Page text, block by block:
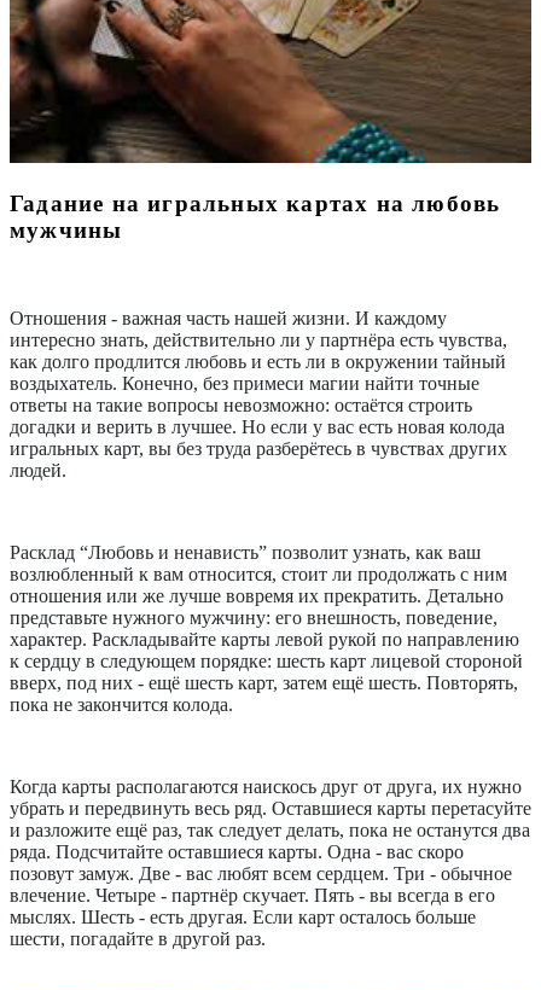
Гадание на игральных картах на любовь
мужчины
Отношения - важная часть нашей жизни. И каждому
интересно знать, действительно ли у партнёра есть чувства,
как долго продлится любовь и есть ли в окружении тайный
воздыхатель. Конечно, без примеси магии найти точные
ответы на такие вопросы невозможно: остаётся строить
догадки и верить в лучшее. Но если у вас есть новая колода
игральных карт, вы без труда разберётесь в чувствах других
людей.
Расклад “Любовь и ненависть” позволит узнать, как ваш
возлюбленный к вам относится, стоит ли продолжать с ним
отношения или же лучше вовремя их прекратить. Детально
представьте нужного мужчину: его внешность, поведение,
характер. Раскладывайте карты левой рукой по направлению
к сердцу в следующем порядке: шесть карт лицевой стороной
вверх, под них - ещё шесть карт, затем ещё шесть. Повторять,
пока не закончится колода.
Когда карты располагаются наискось друг от друга, их нужно
убрать и передвинуть весь ряд. Оставшиеся карты перетасуйте
и разложите ещё раз, так следует делать, пока не останутся два
ряда. Подсчитайте оставшиеся карты. Одна - вас скоро
позовут замуж. Две - вас любят всем сердцем. Три - обычное
влечение. Четыре - партнёр скучает. Пять - вы всегда в его
мыслях. Шесть - есть другая. Если карт осталось больше
шести, погадайте в другой раз.